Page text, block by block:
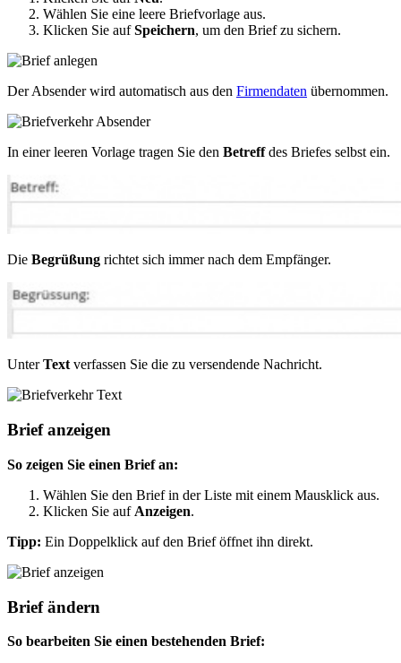
Wählen Sie eine leere Briefvorlage aus.
Klicken Sie aufSpeichern, um den Brief zu sichern.
Der Absender wird automatisch aus den Firmendaten übernommen.
In einer leeren Vorlage tragen Sie den Betreffdes Briefes selbst ein.
Die Begrüßung richtet sich immer nach dem Empfänger.
UnterTextverfassen Sie die zu versendende Nachricht.
Brief anzeigen
So zeigen Sie einen Brief an:
Wählen Sie den Brief in der Liste mit einem Mausklick aus.
Klicken Sie auf Anzeigen.
Tipp: Ein Doppelklick auf den Brief öffnet ihn direkt.
Brief ändern
So bearbeiten Sie einen bestehenden Brief: